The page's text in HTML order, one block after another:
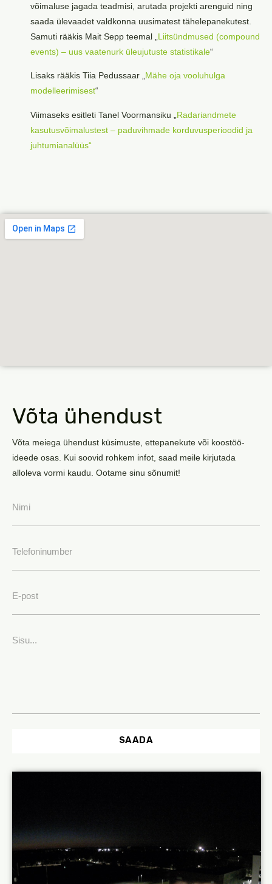
võimaluse jagada teadmisi, arutada projekti arenguid ning
saada ülevaadet valdkonna uusimatest tähelepanekutest.
Samuti rääkis Mait Sepp teemal „ Liitsündmused (compound
events) – uus vaatenurk üleujutuste statistikale“
Lisaks rääkis Tiia Pedussaar „ Mähe oja vooluhulga
modelleerimisest“
Viimaseks esitleti Tanel Voormansiku „ Radariandmete
kasutusvõimalustest – paduvihmade korduvusperioodid ja
juhtumianalüüs“
Võta ühendust
Võta meiega ühendust küsimuste, ettepanekute või koostöö-
ideede osas. Kui soovid rohkem infot, saad meile kirjutada
alloleva vormi kaudu. Ootame sinu sõnumit!
SAADA